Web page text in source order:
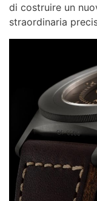
di costruire un
straordinaria